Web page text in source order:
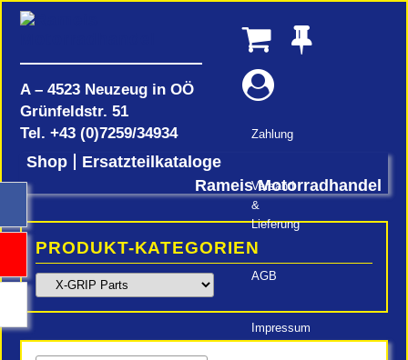
A – 4523 Neuzeug in OÖ
Grünfeldstr. 51
Tel. +43 (0)7259/34934 Zahlung
Versand
&
Lieferung
AGB
Impressum
Shop
Ersatzteilkataloge
Rameis Motorradhandel
PRODUKT-KATEGORIEN